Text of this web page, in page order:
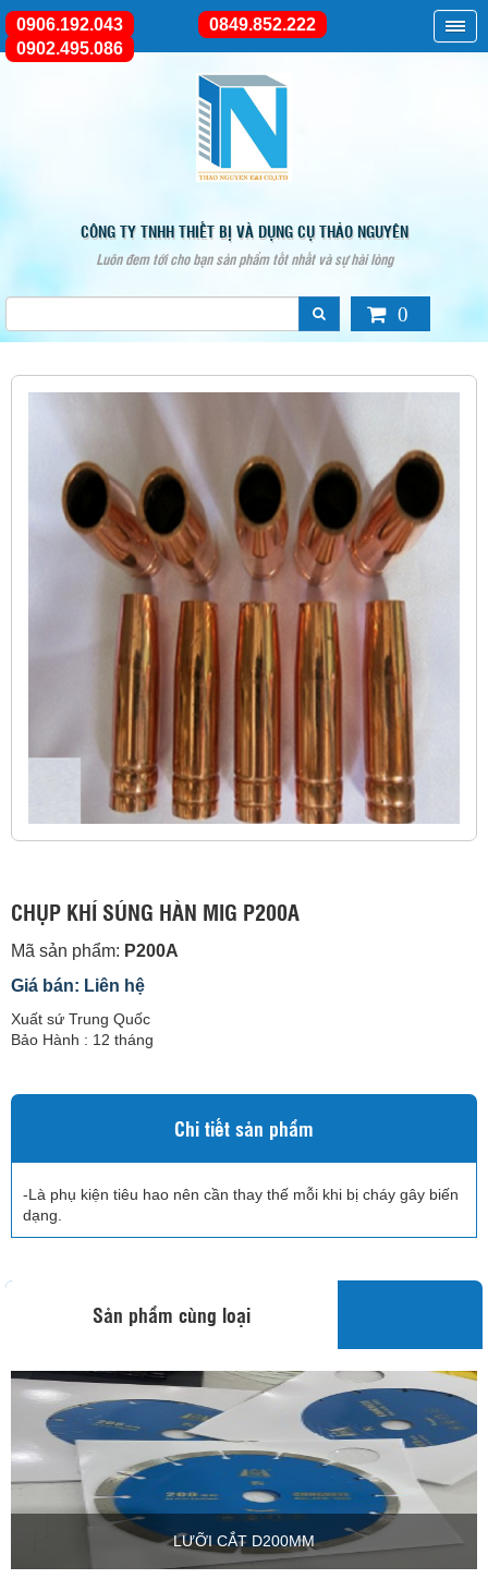
CÔNG TY TNHH THIẾT BỊ VÀ DỤNG CỤ THẢO NGUYÊN
Luôn đem tới cho bạn sản phẩm tốt nhất và sự hài lòng
0906.192.043
0849.852.222
0902.495.086
0
CHỤP KHÍ SÚNG HÀN MIG P200A
Mã sản phẩm: P200A
Giá bán: Liên hệ
Xuất sứ Trung Quốc
Bảo Hành : 12 tháng
Chi tiết sản phẩm
-Là phụ kiện tiêu hao nên cần thay thế mỗi khi bị cháy gây biến
dạng.
Sản phẩm cùng loại
LƯỠI CẮT D200MM